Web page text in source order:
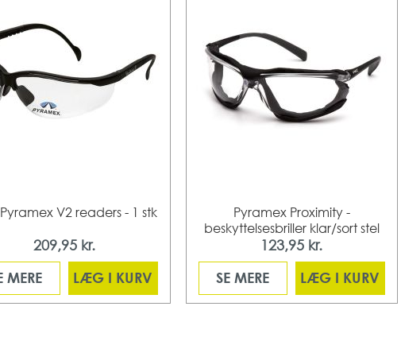
Pyramex V2 readers - 1 stk
209,95 kr.
MERE
LÆG I KURV
Pyramex Proximity -
beskyttelsesbriller klar/sort stel
123,95 kr.
SE MERE
LÆG I KURV